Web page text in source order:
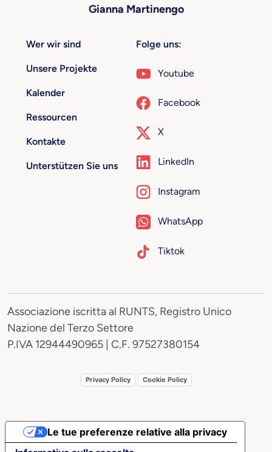
Gianna Martinengo
Wer wir sind
Unsere Projekte
Kalender
Ressourcen
Kontakte
Unterstützen Sie uns
Folge uns:
Youtube
Facebook
X
LinkedIn
Instagram
WhatsApp
Tiktok
Associazione iscritta al RUNTS, Registro Unico
Nazione del Terzo Settore
P.IVA 12944490965 | C.F. 97527380154
Privacy Policy Cookie Policy
Le tue preferenze relative alla privacy